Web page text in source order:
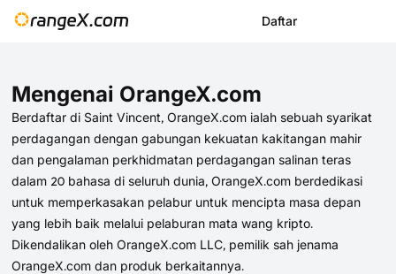
Daftar
Mengenai OrangeX.com
Berdaftar di Saint Vincent, OrangeX.com ialah sebuah syarikat
perdagangan dengan gabungan kekuatan kakitangan mahir
dan pengalaman perkhidmatan perdagangan salinan teras
dalam 20 bahasa di seluruh dunia, OrangeX.com berdedikasi
untuk memperkasakan pelabur untuk mencipta masa depan
yang lebih baik melalui pelaburan mata wang kripto.
Dikendalikan oleh OrangeX.com LLC, pemilik sah jenama
OrangeX.com dan produk berkaitannya.